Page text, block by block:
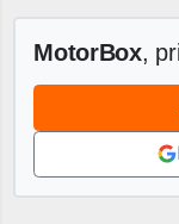
MotorBox,